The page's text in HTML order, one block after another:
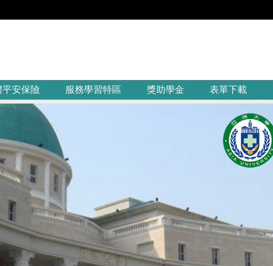
安保險 服務學習特區 獎助學金 表單下載